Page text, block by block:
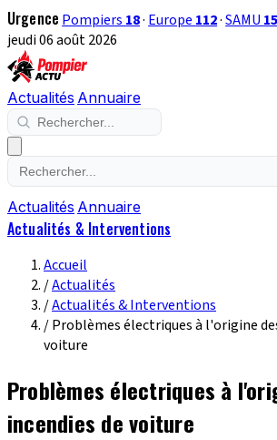
Urgence Pompiers 18· Europe 112·SAMU 15
jeudi 06 août 2026
Actualités Annuaire
Actualités Annuaire
Actualités & Interventions
Accueil
/Actualités
/Actualités & Interventions
/Problèmes électriques à l'origine
voiture
Problèmes électriques à
incendies de voiture